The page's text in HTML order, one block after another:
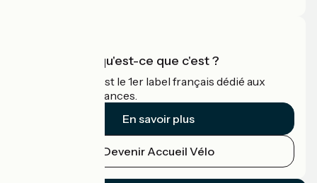
Accueil Vélo qu'est-ce que c'est ?
Accueil Vélo c'est le 1er label français dédié aux
cyclistes en vacances.
En savoir plus
Devenir Accueil Vélo